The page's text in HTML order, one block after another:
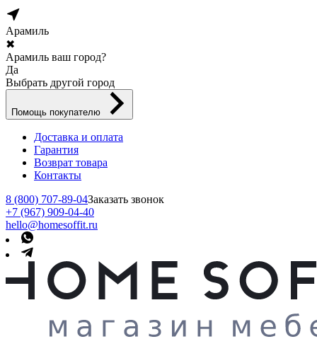
Арамиль
✖
Арамиль ваш город?
Да
Выбрать другой город
Помощь покупателю
Доставка и оплата
Гарантия
Возврат товара
Контакты
8 (800) 707-89-04Заказать звонок
+7 (967) 909-04-40
hello@homesoffit.ru